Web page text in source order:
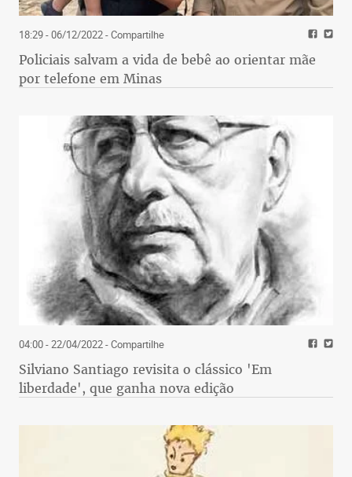
18:29 - 06/12/2022- Compartilhe
Policiais salvam a vida de bebê ao orientar mãe
por telefone em Minas
04:00 - 22/04/2022- Compartilhe
Silviano Santiago revisita o clássico 'Em
liberdade', que ganha nova edição